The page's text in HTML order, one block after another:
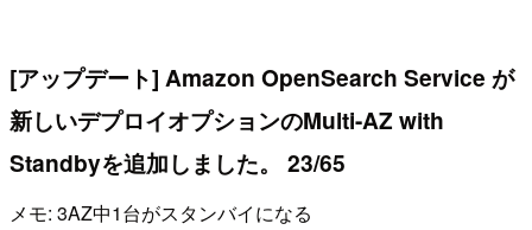
[アップデート] Amazon OpenSearch Service が
新しいデプロイオプションのMulti-AZ with
Standbyを追加しました。 23/65
メモ: 3AZ中1台がスタンバイになる